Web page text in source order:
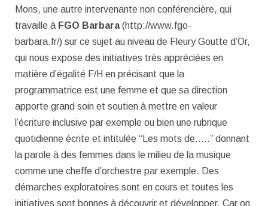
Mons, une autre intervenante non conférencière, qui
travaille à FGO Barbara(http://www.fgo-
barbara.fr/) sur ce sujet au niveau de Fleury Goutte d’Or,
qui nous expose des initiatives très appréciées en
matière d’égalité F/H en précisant que la
programmatrice est une femme et que sa direction
apporte grand soin et soutien à mettre en valeur
l’écriture inclusive par exemple ou bien une rubrique
quotidienne écrite et intitulée ‘‘Les mots de…..’’ donnant
la parole à des femmes dans le milieu de la musique
comme une cheffe d’orchestre par exemple. Des
démarches exploratoires sont en cours et toutes les
initiatives sont bonnes à découvrir et développer. Car on